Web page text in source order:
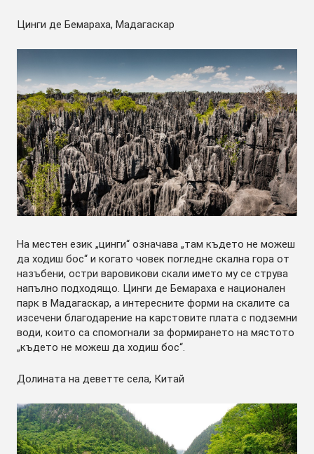
Цинги де Бемараха, Мадагаскар
На местен език „цинги“ означава „там където не можеш
да ходиш бос“ и когато човек погледне скална гора от
назъбени, остри варовикови скали името му се струва
напълно подходящо. Цинги де Бемараха е национален
парк в Мадагаскар, а интересните форми на скалите са
изсечени благодарение на карстовите плата с подземни
води, които са спомогнали за формирането на мястото
„където не можеш да ходиш бос“.
Долината на деветте села, Китай